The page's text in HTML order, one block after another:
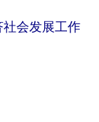
会发展工作